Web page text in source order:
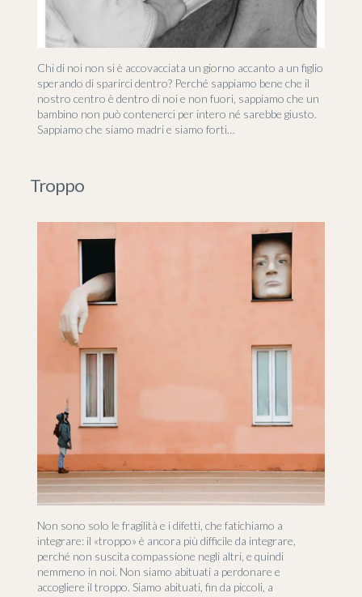
Chi di noi non si è accovacciata un giorno accanto a un figlio
sperando di sparirci dentro? Perché sappiamo bene che il
nostro centro è dentro di noi e non fuori, sappiamo che un
bambino non può contenerci per intero né sarebbe giusto.
Sappiamo che siamo madri e siamo forti…
Troppo
Non sono solo le fragilità e i difetti, che fatichiamo a
integrare: il «troppo» è ancora più difficile da integrare,
perché non suscita compassione negli altri, e quindi
nemmeno in noi. Non siamo abituati a perdonare e
accogliere il troppo. Siamo abituati, fin da piccoli, a